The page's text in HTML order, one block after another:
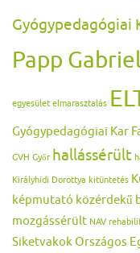
Gyógypedagógiai
Papp
egyesület elmarasztalás
Gyógypedagógiai Kar
GVH Győr hallássérült
Királyhidi Dorottya kitüntetés
képmutató közérdekű
mozgássérült NAV
Siketvakok Országos